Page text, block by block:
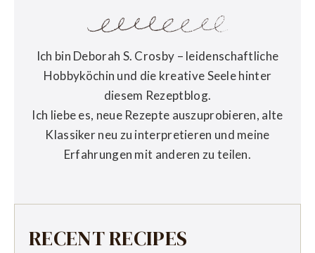
Ich bin Deborah S. Crosby – leidenschaftliche
Hobbyköchin und die kreative Seele hinter
diesem Rezeptblog.
Ich liebe es, neue Rezepte auszuprobieren, alte
Klassiker neu zu interpretieren und meine
Erfahrungen mit anderen zu teilen.
RECENT RECIPES